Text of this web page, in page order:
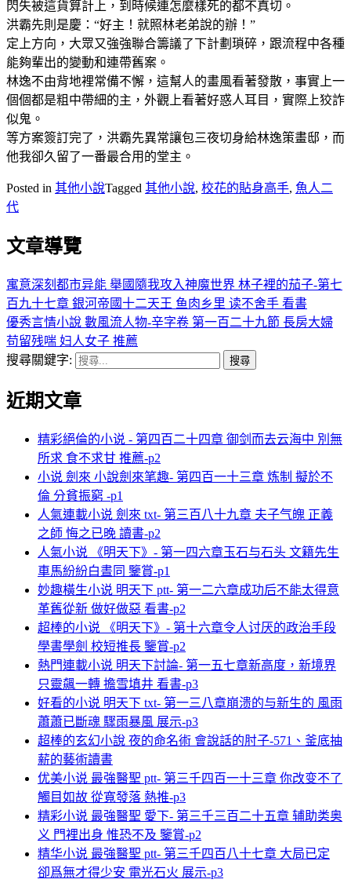
閃失被這貨算計上，到時候連怎麼樣死的都不真切。
洪霸先則是慶：“好主！就照林老弟說的辦！”
定上方向，大眾又強強聯合籌議了下計劃瑣碎，跟流程中各種
能夠輩出的變動和連帶舊案。
林逸不由背地裡常備不懈，這幫人的畫風看著發散，事實上一
個個都是粗中帶細的主，外觀上看著好惑人耳目，實際上狡詐
似鬼。
等方案簽訂完了，洪霸先異常讓包三夜切身給林逸策畫邸，而
他我卻久留了一番最合用的堂主。
Posted in 其他小說Tagged 其他小說, 校花的貼身高手, 魚人二
代
文章導覽
寓意深刻都市异能 舉國隨我攻入神魔世界 林子裡的茄子-第七
百九十七章 銀河帝國十二天王 鱼肉乡里 读不舍手 看書
優秀言情小說 數風流人物-辛字卷 第一百二十九節 長房大婦
苟留残喘 妇人女子 推薦
搜尋關鍵字:
近期文章
精彩絕倫的小说 - 第四百二十四章 御剑而去云海中 別無
所求 食不求甘 推薦-p2
小说 劍來 小說劍來笔趣- 第四百一十三章 炼制 擬於不
倫 分貧振窮 -p1
人氣連載小说 劍來 txt- 第三百八十九章 夫子气魄 正義
之師 悔之已晚 讀書-p2
人氣小说 《明天下》- 第一四六章玉石与石头 文籍先生
車馬紛紛白晝同 鑒賞-p1
妙趣橫生小说 明天下 ptt- 第一二六章成功后不能太得意
革舊從新 做好做惡 看書-p2
超棒的小说 《明天下》- 第十六章令人讨厌的政治手段
學書學劍 校短推長 鑒賞-p2
熱門連載小说 明天下討論- 第一五七章新高度，新境界
只靈飆一轉 擔雪填井 看書-p3
好看的小说 明天下 txt- 第一三八章崩溃的与新生的 風雨
蕭蕭已斷魂 驟雨暴風 展示-p3
超棒的玄幻小說 夜的命名術 會說話的肘子-571、釜底抽
薪的藝術讀書
优美小说 最強醫聖 ptt- 第三千四百一十三章 你改变不了
觸目如故 從寬發落 熱推-p3
精彩小说 最強醫聖 愛下- 第三千三百二十五章 辅助类奥
义 門裡出身 惟恐不及 鑒賞-p2
精华小说 最強醫聖 ptt- 第三千四百八十七章 大局已定
卻爲無才得少安 電光石火 展示-p3